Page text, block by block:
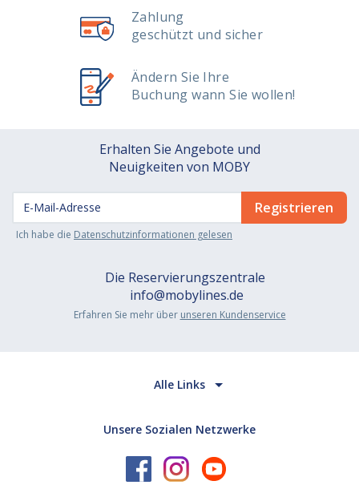
Zahlung
geschützt und sicher
Ändern Sie Ihre
Buchung wann Sie wollen!
Erhalten Sie Angebote und
Neuigkeiten von MOBY
Ich habe die Datenschutzinformationen gelesen
Die Reservierungszentrale
info@mobylines.de
Erfahren Sie mehr über unseren Kundenservice
Alle Links
Unsere Sozialen Netzwerke